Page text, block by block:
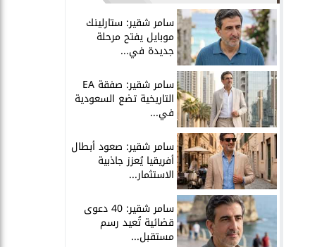
سامر شقير: ستارلينك
موبايل يفتح مرحلة
جديدة في...
سامر شقير: صفقة EA
التاريخية تضع السعودية
في...
سامر شقير: صعود أبطال
أفريقيا يُعزز جاذبية
الاستثمار...
سامر شقير: 40 دعوى
قضائية تُعيد رسم
مستقبل...